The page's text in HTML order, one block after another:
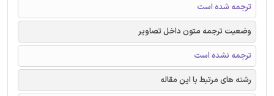
ترجمه شده است
وضعیت ترجمه متون داخل تصاویر
ترجمه نشده است
رشته های مرتبط با این مقاله